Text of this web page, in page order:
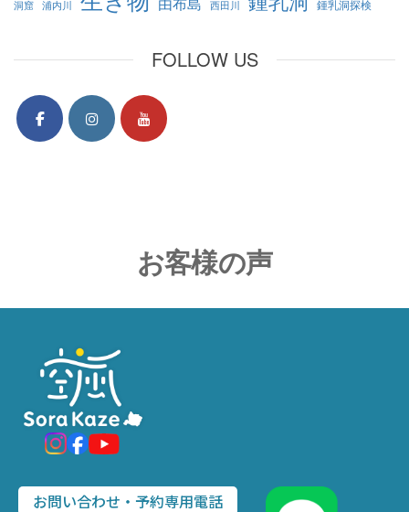
洞窟 浦内川 西田川 鍾乳洞探検
FOLLOW US
お客様の声
お問い合わせ・予約専用電話